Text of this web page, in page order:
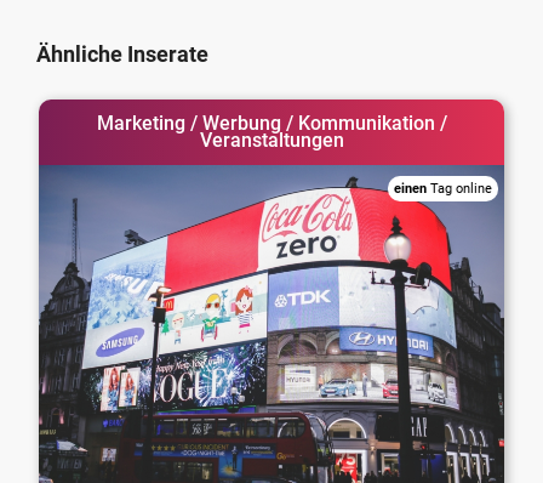
Ähnliche Inserate
Marketing / Werbung / Kommunikation /
Veranstaltungen
einen Tag online